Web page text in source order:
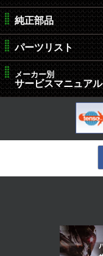
純正部品
パーツリスト
メーカー別
サービスマニュアル